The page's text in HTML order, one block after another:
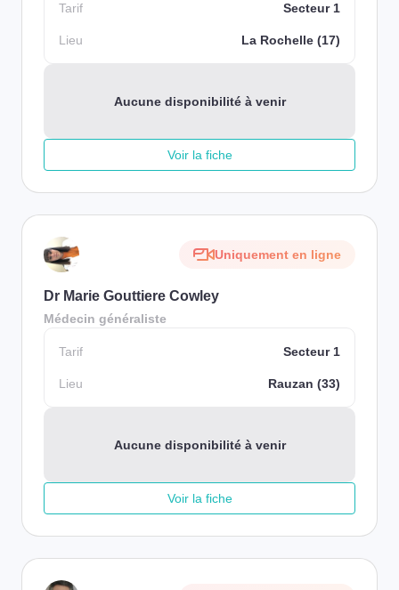
Tarif Secteur 1
Lieu La Rochelle (17)
Aucune disponibilité à venir
Voir la fiche
Uniquement en ligne
Dr Marie Gouttiere Cowley
Médecin généraliste
Tarif Secteur 1
Lieu Rauzan (33)
Aucune disponibilité à venir
Voir la fiche